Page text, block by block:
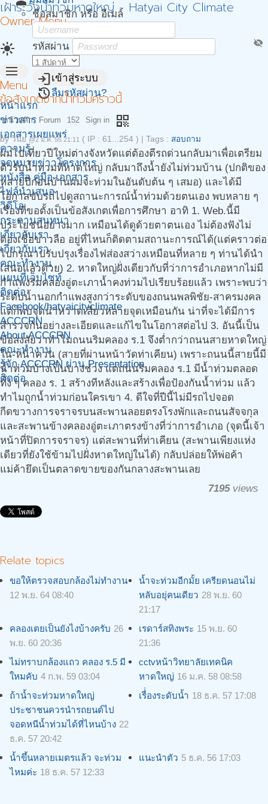
เฝ้าระวังน้ำท่วมหาดใหญ่ - Hatyai City Climate
Owner Menu
light_mode
ชื่อสมาชิก หรือ อีเมล์
รหัสผ่าน visibility_off
loginเข้าสู่ระบบ
restoreลืมรหัสผ่าน?
menu
Menu
หน้าแรก
ข่าวสาร
เอกสารเผยแพร่
ความรู้
จดหมายข่าวโครงการ
หนังสือ คู่มือ เอกสาร
ไฟล์นำเสนอ
วิดีโอ
กระดานสนทนา
เกี่ยวกับเรา.
เกี่ยวกับเรา
คณะทำงาน
แผนที่เว็บไซท์
ติดต่อ
Facebook/hatyaicityclimate
ACCCRN
About ACCCRN
คณะทำงาน
รู้จัก ACCCRN ผ่าน Presentation
ติดต่อ
ข้อสังเกตจากน้ำท่วมคราวนี้
หน้าหลัก Forum 152 Sign in qr_code
byวินัย @2 ม.ค. 55 21:11 ( IP : 61...254 ) Tags : สอบถาม
ผมไปเที่ยวปีใหม่ต่างจังหวัดแต่ต้องตีรถด่วนกลับมาเพื่อเตรียม
ตัวรับน้ำท่วมที่หาดใหญ่ กลับมาถึงน้ำยังไม่ท่วมบ้าน (ปกติของ
หลายปีก่อนบ้านผมจะท่วมในอันดับต้น ๆ เสมอ) และได้มี
โอกาสขับรถไปดูสถานะการณ์น้ำท่วมด้วยตนเอง พบหลาย ๆ
เรื่องที่ขอตั้งเป็นข้อสังเกตเพื่อการศึกษา อาทิ 1. Web.นี้มี
ประโยชน์อย่างมาก เหมือนได้ดูด้วยตาตนเอง ไม่ต้องฟังไม่
ต้องเชื่อข่าวลือ อยู่ที่ไหนก็ติดตามสถานะการณ์ได้(แต่คราวต่อ
ไปกรุณาปรับปรุงเรื่องไฟส่องสว่างเหมือนที่หลาย ๆ ท่านได้นำ
เสนอแล้วด้วย) 2. หาดใหญ่ฝั่งเดียวกับที่ว่าการอำเภอหากไม่มี
กำแพงริมคลองอู่ตะเภาน้ำคงท่วมไปเรียบร้อยแล้ว เพราะพบว่า
ระดับน้ำนอกกำแพงสูงกว่าระดับของถนนพลพิชัย-สาครมงคล
แต่ก็พบจุดน่าหวาดเสียวหลายจุดเหมือนกัน น่าที่จะได้มีการ
สำรวจกันอย่างละเอียดและแก้ไขในโอกาสต่อไป 3. อันนี้เป็น
ข้อสงสัยว่าทำไมถนนริมคลอง ร.1 จึงต่ำกว่าถนนสายหาดใหญ่
ใน-หน้าควน (สายที่ผ่านหน้าวัดท่าเคียน) เพราะถนนนี้สายนี้มี
น้ำท่วมบ้างเป็นบางช่วง แต่ถนนริมคลอง ร.1 มีน้ำท่วมตลอด
ทั้ง ๆ คลอง ร. 1 สร้างทีหลังและสร้างเพื่อป้องกันน้ำท่วม แล้ว
ทำไมถูกน้ำท่วมก่อนใครเขา 4. ดีใจที่ปีนี้ไม่มีรถไปจอด
กีดขวางการจราจรบนสะพานลอยตรงโรงพักและถนนสัจจกุล
และสะพานข้างคลองอู่ตะเภาตรงข้างที่ว่าการอำเภอ (จุดนี้เจ้า
หน้าที่ปิดการจราจร) แต่สะพานที่ท่าเคียน (สะพานเพียงแห่ง
เดียวที่ยังใช้ข้ามไปฝั่งหาดใหญ่ในได้) กลับปล่อยให้พ่อค้า
แม่ค้ายึดเป็นตลาดขายของกันกลางสะพานเลย
7195views
Relate topics
ขอให้ตรวจสอบกล้องไม่ทำงาน
12 พ.ย. 64 08:40
น้ำจะท่วมอีกมั้ย เครียดนอนไม่
หลับอยุ่คนเดียว 28 พ.ย. 60
21:17
คลองเตยเป็นยังไงบ้างครับ 26
พ.ย. 60 20:36
เรดาร์สทิงพระ 15 พ.ย. 60
21:36
ไม่ทราบกล้องแถว คลอง ร.5 มี
ใหมคับ 4 ก.พ. 59 03:04
cctvหน้าวิทยาลัยเทคนิค
หาดใหญ่ 16 ม.ค. 58 08:58
ถ้าน้ำจะท่วมหาดใหญ่
ประชาชนควรนำรถยนต์ไป
จอดหนีน้ำท่วมได้ที่ไหนบ้าง 22
ธ.ค. 57 20:42
เรื่่องระดับน้ำ 18 ธ.ค. 57 17:08
น้ำขึ้นหลายเมตรแล้ว จะท่วม
ไหมค่ะ 18 ธ.ค. 57 12:33
แนะนำตัว 5 ธ.ค. 56 17:03